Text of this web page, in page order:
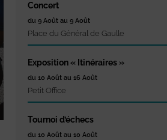
Concert
du 9 Août au 9 Août
Place du Général de Gaulle
Exposition « Itinéraires »
du 10 Août au 16 Août
Petit Office
Tournoi d’échecs
du 10 Août au 10 Août